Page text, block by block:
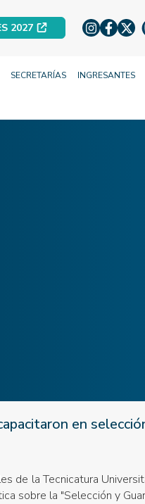
2027
SECRETARÍAS INGRESANTES
en
de la Tecnicatura
sobre la "Selección y